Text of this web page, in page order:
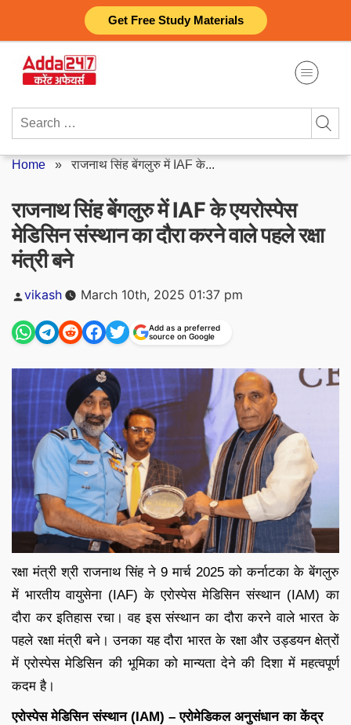
Get Free Study Materials
content
Search
Home »राजनाथ सिंह बेंगलुरु में IAF के...
राजनाथ सिंह बेंगलुरु में IAF के एयरोस्पेस
मेडिसिन संस्थान का दौरा करने वाले पहले रक्षा
मंत्री बने
Posted
vikash March 10th, 2025 01:37 pm
Add as a preferred
source on Google
रक्षा मंत्री श्री राजनाथ सिंह ने 9 मार्च 2025 को कर्नाटका के बेंगलुरु
में भारतीय वायुसेना (IAF) के एरोस्पेस मेडिसिन संस्थान (IAM) का
दौरा कर इतिहास रचा। वह इस संस्थान का दौरा करने वाले भारत के
पहले रक्षा मंत्री बने। उनका यह दौरा भारत के रक्षा और उड्डयन क्षेत्रों
में एरोस्पेस मेडिसिन की भूमिका को मान्यता देने की दिशा में महत्वपूर्ण
कदम है।
एरोस्पेस मेडिसिन संस्थान (IAM) – एरोमेडिकल अनुसंधान का केंद्र